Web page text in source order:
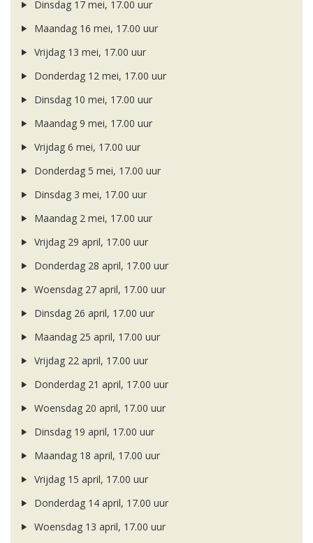
Dinsdag 17 mei, 17.00 uur
Maandag 16 mei, 17.00 uur
Vrijdag 13 mei, 17.00 uur
Donderdag 12 mei, 17.00 uur
Dinsdag 10 mei, 17.00 uur
Maandag 9 mei, 17.00 uur
Vrijdag 6 mei, 17.00 uur
Donderdag 5 mei, 17.00 uur
Dinsdag 3 mei, 17.00 uur
Maandag 2 mei, 17.00 uur
Vrijdag 29 april, 17.00 uur
Donderdag 28 april, 17.00 uur
Woensdag 27 april, 17.00 uur
Dinsdag 26 april, 17.00 uur
Maandag 25 april, 17.00 uur
Vrijdag 22 april, 17.00 uur
Donderdag 21 april, 17.00 uur
Woensdag 20 april, 17.00 uur
Dinsdag 19 april, 17.00 uur
Maandag 18 april, 17.00 uur
Vrijdag 15 april, 17.00 uur
Donderdag 14 april, 17.00 uur
Woensdag 13 april, 17.00 uur